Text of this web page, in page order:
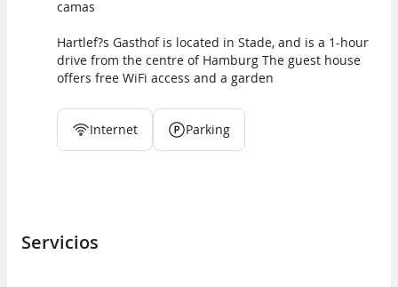
camas
Hartlef?s Gasthof is located in Stade, and is a 1-hour
drive from the centre of Hamburg The guest house
offers free WiFi access and a garden
Internet Parking
Servicios